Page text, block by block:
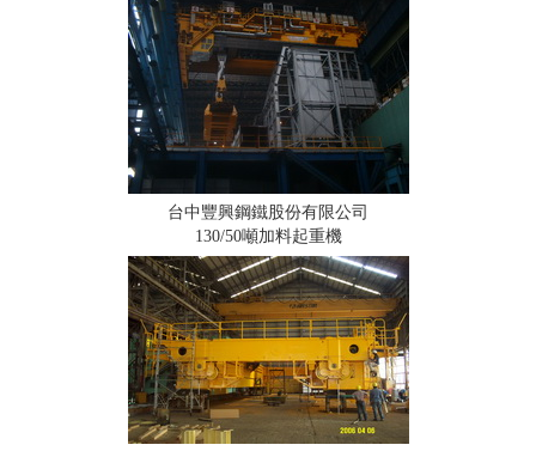
台中豐興鋼鐵股份有限公司
130/50噸加料起重機